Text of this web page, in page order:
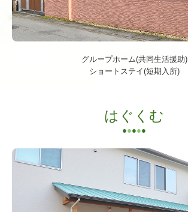
グループホーム(共同生活援助)
ショートステイ(短期入所)
はぐくむ
●●●●●